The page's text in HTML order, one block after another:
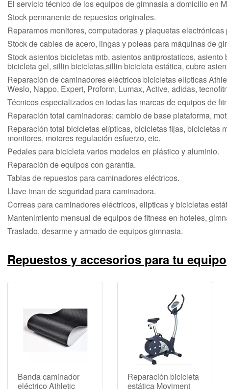
El servicio técnico de los equipos de gimnasia a domicilio en
Stock permanente de repuestos originales.
Reparamos monitores, computadoras y plaquetas
Stock de cables de acero, lingas y poleas para máquinas de
Stock asientos bicicletas mtb, asientos antiprostaticos,
bicicleta gel, sillin bicicletas,sillin bicicleta estática, cubre
Reparación de caminadores eléctricos bicicletas elípticas
Weslo, Nappo, Expert, Proform, Lumax, Active, adidas,
Técnicos especializados en todas las marcas de equipos de
Reparación total caminadoras: cambio de base plataforma,
Reparación total bicicletas elípticas, bicicletas fijas, bicicletas
monitores, motores regulación esfuerzo, etc.
Pedales para bicicleta varios modelos en plástico y aluminio.
Reparación de equipos con garantía.
Tablas de repuestos para caminadores eléctricos.
Llave iman de seguridad para caminadora.
Correas para caminadores eléctricos, elipticas y bicicletas
Mantenimiento mensual de equipos de fitness en hoteles,
Traslado, desarme y armado de equipos gimnasia.
Repuestos y accesorios para tu equipo
Banda caminador
eléctrico Athletic
Reparación bicicleta
estática Moviment